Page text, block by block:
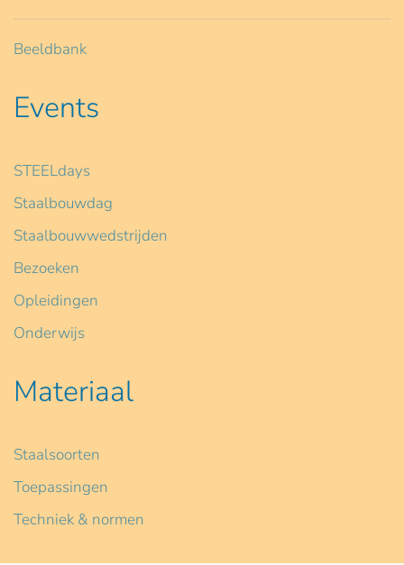
Beeldbank
Events
STEELdays
Staalbouwdag
Staalbouwwedstrijden
Bezoeken
Opleidingen
Onderwijs
Materiaal
Staalsoorten
Toepassingen
Techniek & normen